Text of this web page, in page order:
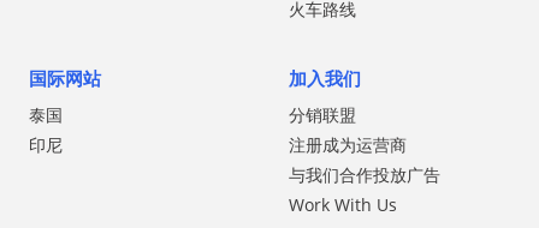
火车路线
国际网站
泰国
印尼
加入我们
分销联盟
注册成为运营商
与我们合作投放广告
Work With Us